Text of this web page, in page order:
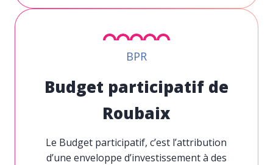
BPR
Budget participatif de
Roubaix
Le Budget participatif, c’est l’attribution
d’une enveloppe d’investissement à des